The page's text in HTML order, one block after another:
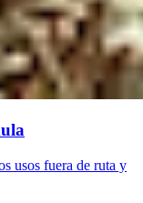
usos fuera de ruta y